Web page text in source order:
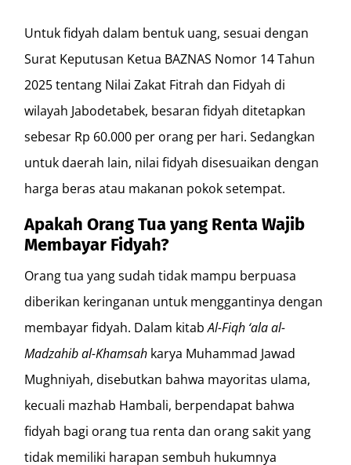
Untuk fidyah dalam bentuk uang, sesuai dengan
Surat Keputusan Ketua BAZNAS Nomor 14 Tahun
2025 tentang Nilai Zakat Fitrah dan Fidyah di
wilayah Jabodetabek, besaran fidyah ditetapkan
sebesar Rp 60.000 per orang per hari. Sedangkan
untuk daerah lain, nilai fidyah disesuaikan dengan
harga beras atau makanan pokok setempat.
Apakah Orang Tua yang Renta Wajib
Membayar Fidyah?
Orang tua yang sudah tidak mampu berpuasa
diberikan keringanan untuk menggantinya dengan
membayar fidyah. Dalam kitabAl-Fiqh ‘ala al-
Madzahib al-Khamsah karya Muhammad Jawad
Mughniyah, disebutkan bahwa mayoritas ulama,
kecuali mazhab Hambali, berpendapat bahwa
fidyah bagi orang tua renta dan orang sakit yang
tidak memiliki harapan sembuh hukumnya